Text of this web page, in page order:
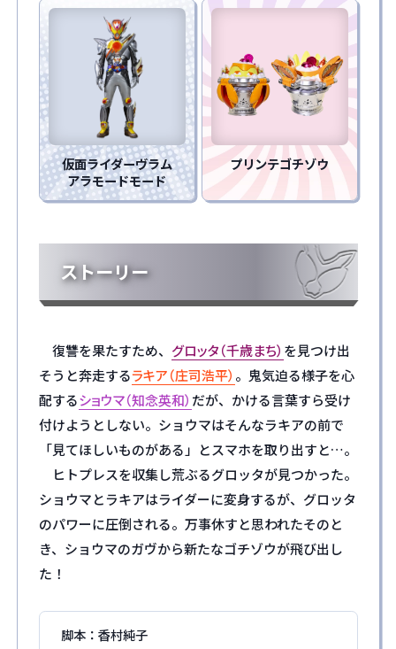
仮面ライダーヴラム
アラモードモード
プリンテゴチゾウ
ストーリー
復讐を果たすため、 グロッタ（千歳まち） を見つけ出
そうと奔走するラキア（庄司浩平） 。鬼気迫る様子を心
配するショウマ（知念英和） だが、かける言葉すら受け
付けようとしない。ショウマはそんなラキアの前で
「見てほしいものがある」とスマホを取り出すと…。
ヒトプレスを収集し荒ぶるグロッタが見つかった。
ショウマとラキアはライダーに変身するが、グロッタ
のパワーに圧倒される。万事休すと思われたそのと
き、ショウマのガヴから新たなゴチゾウが飛び出し
た！
脚本：香村純子